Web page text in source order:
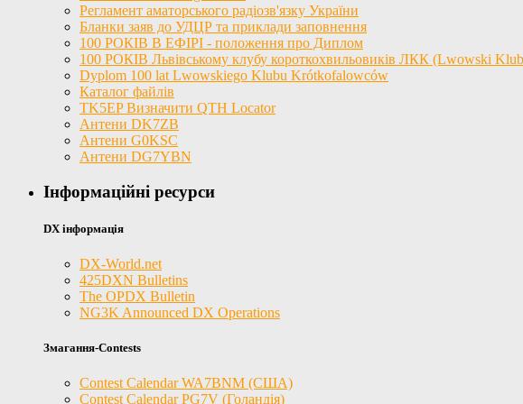
Регламент аматорського радіозв'язку України
Бланки заяв до УДЦР та приклади заповнення
100 РОКІВ В ЕФІРІ - положення про Диплом
100 РОКІВ Львівському клубу короткохвильовиків ЛКК (Lwowski
Dyplom 100 lat Lwowskiego Klubu Krótkofalowców
Каталог файлів
TK5EP Визначити QTH Locator
Антени DK7ZB
Антени G0KSC
Антени DG7YBN
Інформаційні ресурси
DX інформація
DX-World.net
425DXN Bulletins
The OPDX Bulletin
NG3K Announced DX Operations
Змагання-Contests
Contest Calendar WA7BNM (США)
Contest Calendar PG7V (Голандія)